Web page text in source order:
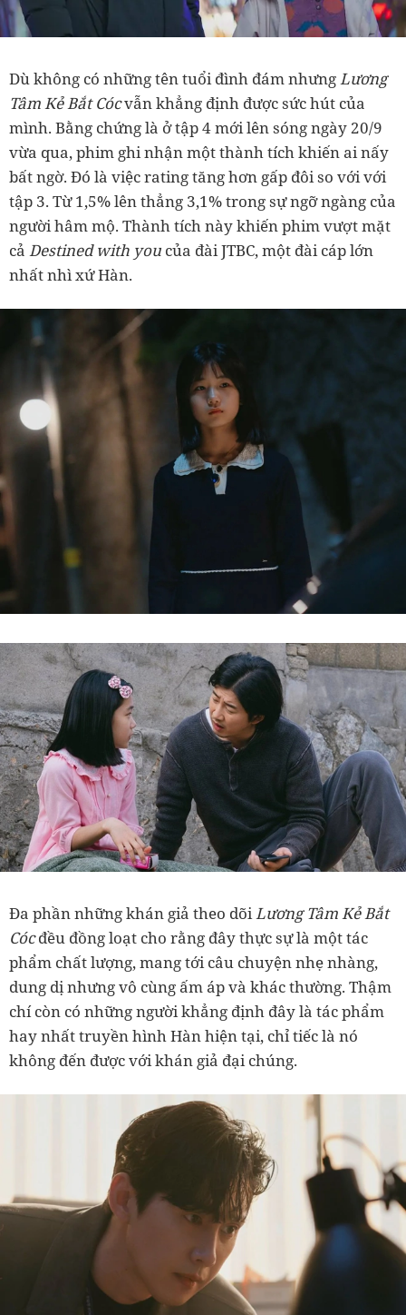
Dù không có những tên tuổi đình đám nhưngLương
Tâm Kẻ Bắt Cócvẫn khẳng định được sức hút của
mình. Bằng chứng là ở tập 4 mới lên sóng ngày 20/9
vừa qua, phim ghi nhận một thành tích khiến ai nấy
bất ngờ. Đó là việc rating tăng hơn gấp đôi so với với
tập 3. Từ 1,5% lên thẳng 3,1% trong sự ngỡ ngàng của
người hâm mộ. Thành tích này khiến phim vượt mặt
cả Destined with you của đài JTBC, một đài cáp lớn
nhất nhì xứ Hàn.
Đa phần những khán giả theo dõiLương Tâm Kẻ Bắt
Cócđều đồng loạt cho rằng đây thực sự là một tác
phẩm chất lượng, mang tới câu chuyện nhẹ nhàng,
dung dị nhưng vô cùng ấm áp và khác thường. Thậm
chí còn có những người khẳng định đây là tác phẩm
hay nhất truyền hình Hàn hiện tại, chỉ tiếc là nó
không đến được với khán giả đại chúng.